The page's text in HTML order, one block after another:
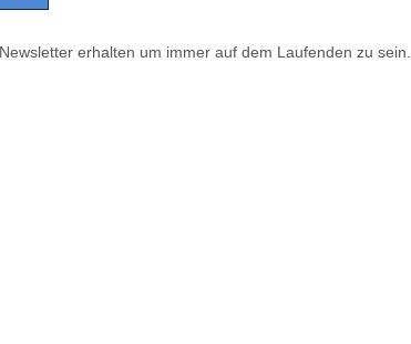
erhalten um immer auf dem Laufenden zu sein.